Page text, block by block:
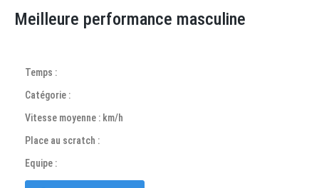
Meilleure performance masculine
Temps :
Catégorie :
Vitesse moyenne : km/h
Place au scratch :
Equipe :